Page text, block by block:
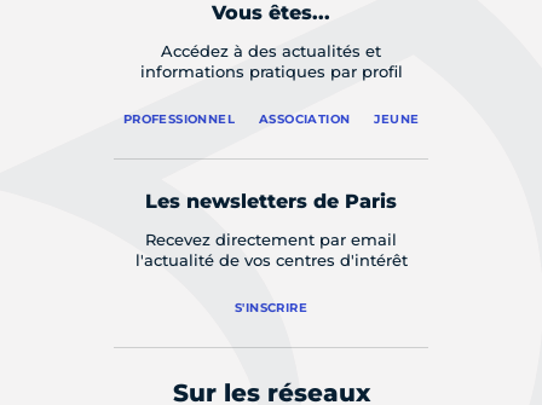
Vous êtes...
Accédez à des actualités et
informations pratiques par profil
PROFESSIONNEL ASSOCIATION JEUNE
Les newsletters de Paris
Recevez directement par email
l'actualité de vos centres d'intérêt
S'INSCRIRE
Sur les réseaux